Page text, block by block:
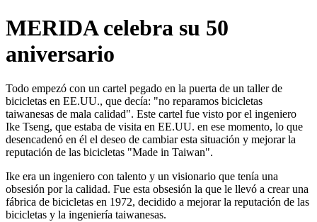
MERIDA celebra su 50
aniversario
Todo empezó con un cartel pegado en la puerta de un taller de
bicicletas en EE.UU., que decía: "no reparamos bicicletas
taiwanesas de mala calidad". Este cartel fue visto por el ingeniero
Ike Tseng, que estaba de visita en EE.UU. en ese momento, lo que
desencadenó en él el deseo de cambiar esta situación y mejorar la
reputación de las bicicletas "Made in Taiwan".
Ike era un ingeniero con talento y un visionario que tenía una
obsesión por la calidad. Fue esta obsesión la que le llevó a crear una
fábrica de bicicletas en 1972, decidido a mejorar la reputación de las
bicicletas y la ingeniería taiwanesas.